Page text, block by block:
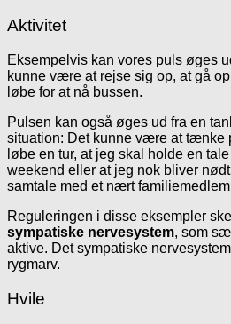
Aktivitet
Eksempelvis kan vores puls øges
kunne være at rejse sig op, at gå
løbe for at nå bussen.
Pulsen kan også øges ud fra en
situation: Det kunne være at tænke
løbe en tur, at jeg skal holde en
weekend eller at jeg nok bliver
samtale med et nært
Reguleringen i disse eksempler
sympatiske nervesystem, som
aktive. Det sympatiske
rygmarv.
Hvile